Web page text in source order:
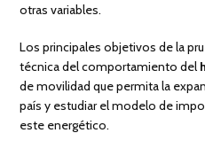
otras variables.
Los principales objetivos de la
técnica del comportamiento del
de movilidad que permita la
país y estudiar el modelo de
este energético.